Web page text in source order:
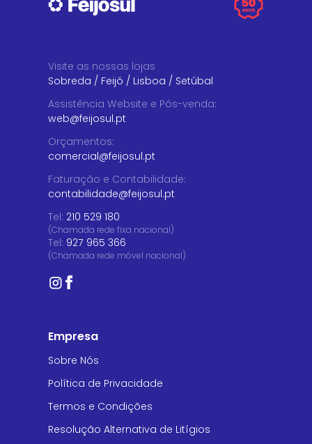
Visite as nossas lojas
Sobreda / Feijó / Lisboa / Setúbal
Assistência Website e Pós-venda:
web@feijosul.pt
Orçamentos:
comercial@feijosul.pt
Faturação e Contabilidade:
contabilidade@feijosul.pt
Tel: 210 529 180
(Chamada rede fixa nacional)
Tel: 927 965 366
(Chamada rede móvel nacional)
Empresa
Sobre Nós
Política de Privacidade
Termos e Condições
Resolução Alternativa de Litígios